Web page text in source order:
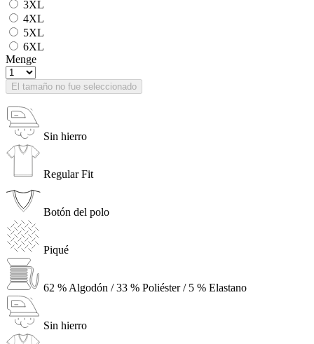
3XL
4XL
5XL
6XL
Menge
El tamaño no fue seleccionado
Sin hierro
Regular Fit
Botón del polo
Piqué
62 % Algodón / 33 % Poliéster / 5 % Elastano
Sin hierro